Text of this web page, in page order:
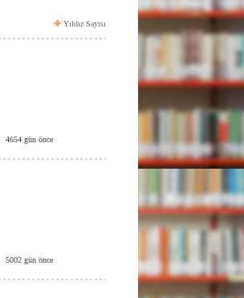
Yıldız Sayısı
4654 gün önce
5002 gün önce